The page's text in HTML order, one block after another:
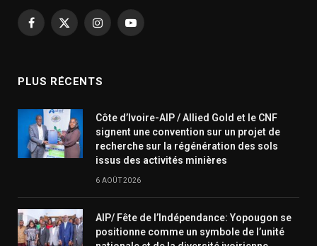
Facebook
X
InstagramYouTube
PLUS RÉCENTS
Côte d’Ivoire-AIP / Allied Gold et le CNF
signent une convention sur un projet de
recherche sur la régénération des sols
issus des activités minières
6 AOÛT 2026
AIP/ Fête de l’Indépendance: Yopougon se
positionne comme un symbole de l’unité